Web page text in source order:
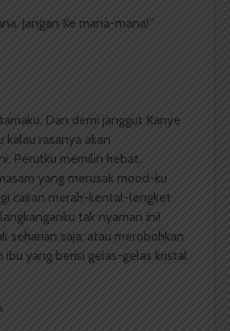
Jangan Ke mana-mana!”
Dan demi janggut Kanye
kalau rasanya akan
Perutku memilin hebat,
yang merusak mood-ku
cairan merah-kental-lengket
tak nyaman ini!
seharian saja; atau merobohkan
ibu yang berisi gelas-gelas kristal